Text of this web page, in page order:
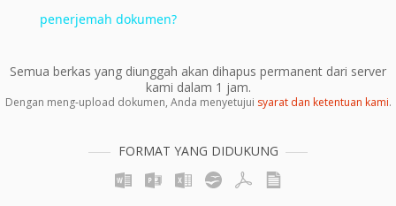
penerjemah dokumen?
Semua berkas yang diunggah akan dihapus permanent dari server
kami dalam 1 jam.
Dengan meng-upload dokumen, Anda menyetujui syarat dan ketentuan kami.
FORMAT YANG DIDUKUNG